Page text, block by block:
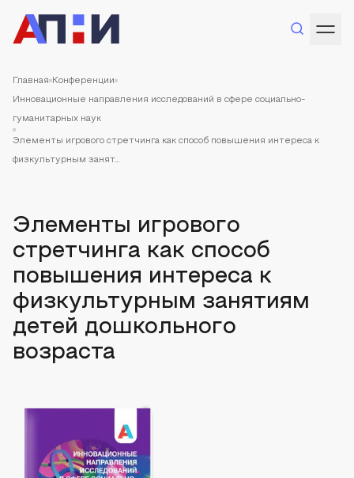
Главная Конференции
Инновационные направления исследований в сфере социально-
гуманитарных наук
Элементы игрового стретчинга как способ повышения интереса к
физкультурным занят...
Элементы игрового
стретчинга как способ
повышения интереса к
физкультурным занятиям
детей дошкольного
возраста